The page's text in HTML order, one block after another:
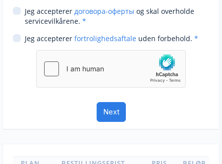
Jeg accepterer договора-оферты og skal overholde
servicevilkårene. *
Jeg accepterer fortrolighedsaftale uden forbehold. *